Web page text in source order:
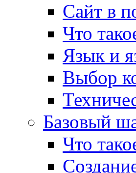
Сайт в
Что
Язык и
Выбор
Базовый
Что